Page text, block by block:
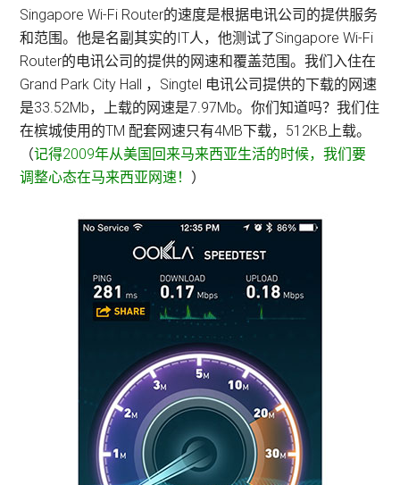
Singapore Wi-Fi Router的速度是根据电讯公司的提供服务
和范围。他是名副其实的IT人，他测试了Singapore Wi-Fi
Router的电讯公司的提供的网速和覆盖范围。我们入住在
Grand Park City Hall ，Singtel 电讯公司提供的下载的网速
是33.52Mb，上载的网速是7.97Mb。你们知道吗？我们住
在槟城使用的TM 配套网速只有4MB下载，512KB上载。
（记得2009年从美国回来马来西亚生活的时候，我们要
调整心态在马来西亚网速！ ）